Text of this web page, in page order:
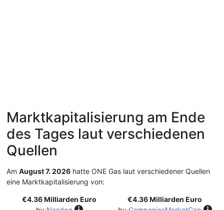
Marktkapitalisierung am Ende
des Tages laut verschiedenen
Quellen
Am August 7. 2026 hatte ONE Gas laut verschiedener Quellen
eine Marktkapitalisierung von:
€4.36 Milliarden Euro
€4.36 Milliarden Euro